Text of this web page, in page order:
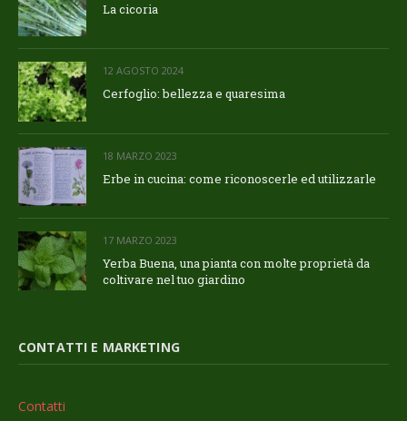
La cicoria
12 AGOSTO 2024
Cerfoglio: bellezza e quaresima
18 MARZO 2023
Erbe in cucina: come riconoscerle ed utilizzarle
17 MARZO 2023
Yerba Buena, una pianta con molte proprietà da
coltivare nel tuo giardino
CONTATTI E MARKETING
Contatti